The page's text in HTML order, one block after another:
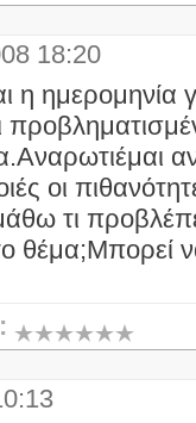
18:20
η ημερομηνία
οι
τι
θέμα;Μπορεί